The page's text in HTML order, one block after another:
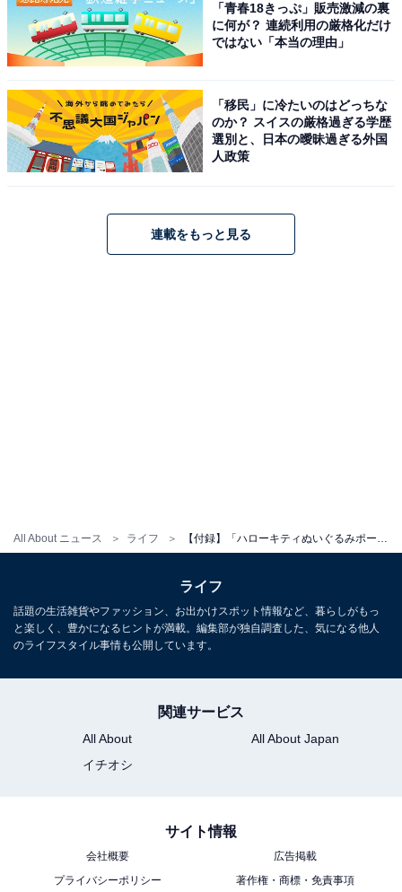
All About ニュース ライフ
ハローキティぬいぐるみポーチ（画像出典：Amazon）
コスメやお直しアイテム、イヤホンやカードなど、こま
の中で迷子になりがちな小物もすっきり整理できます。
ショッピングやライブなど、お出かけ先でも大活躍間違
また、記事中の商品を購入すると、売上の一部がオール
アバウトに還元されることがあります
【付録】「エリクシール、明色化粧品、ヴィオ
号』が5月15日発売
「青春18きっぷ」販売激減の裏
に何が？ 連続利用の厳格化だけ
ではない「本当の理由」
「移民」に冷たいのはどっちな
のか？ スイスの厳格過ぎる学歴
選別と、日本の曖昧過ぎる外国
人政策
連載をもっと見る
ライフ
話題の生活雑貨やファッション、お出かけスポット情報など、暮らしがもっ
と楽しく、豊かになるヒントが満載。編集部が独自調査した、気になる他人
のライフスタイル事情も公開しています。
関連サービス
All About
All About Japan
イチオシ
サイト情報
会社概要
広告掲載
プライバシーポリシー
著作権・商標・免責事項